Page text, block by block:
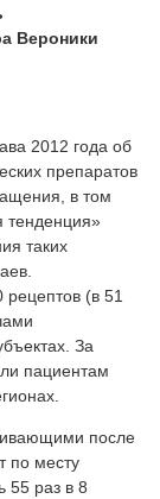
Вероники
2012 года об
препаратов
в том
тенденция»
таких
(в 51
За
пациентам
после
по месту
55 раз в 8